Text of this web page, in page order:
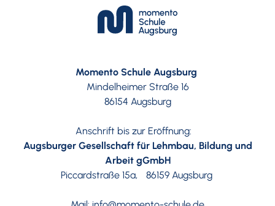
Momento Schule Augsburg
Mindelheimer Straße 16
86154 Augsburg
Anschrift bis zur Eröffnung:
Augsburger Gesellschaft für Lehmbau, Bildung und
Arbeit gGmbH
Piccardstraße 15a, 86159 Augsburg